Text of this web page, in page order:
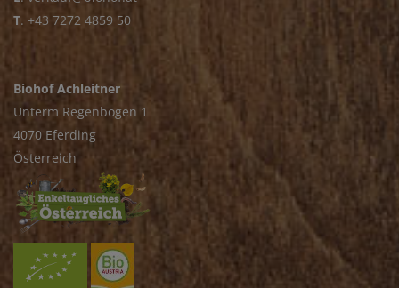
T. +43 7272 4859 50
Biohof Achleitner
Unterm Regenbogen 1
4070 Eferding
Österreich